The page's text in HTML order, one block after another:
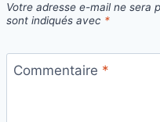
Votre adresse e-mail ne sera
sont indiqués avec *
Commentaire *